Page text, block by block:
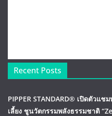
Recent Posts
PIPPER STANDARD® เปิดตัวแ
เลี้ยง ชูนวัตกรรมพลังธรรมชาติ